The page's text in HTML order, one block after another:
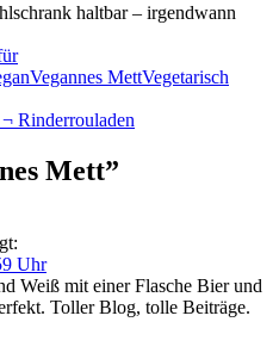
haltbar – irgendwann
Vegannes MettVegetarisch
Rinderrouladen
Mett”
Uhr
Weiß mit einer Flasche Bier und
Toller Blog, tolle Beiträge.